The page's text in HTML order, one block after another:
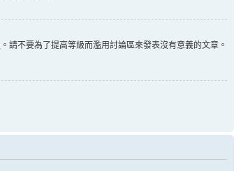
請不要為了提高等級而濫用討論區來發表沒有意義的文章。